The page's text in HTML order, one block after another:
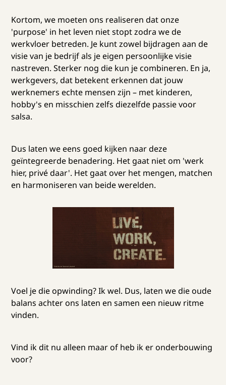
Kortom, we moeten ons realiseren dat onze
'purpose' in het leven niet stopt zodra we de
werkvloer betreden. Je kunt zowel bijdragen aan de
visie van je bedrijf als je eigen persoonlijke visie
nastreven. Sterker nog die kun je combineren. En ja,
werkgevers, dat betekent erkennen dat jouw
werknemers echte mensen zijn – met kinderen,
hobby's en misschien zelfs diezelfde passie voor
salsa.
Dus laten we eens goed kijken naar deze
geïntegreerde benadering. Het gaat niet om 'werk
hier, privé daar'. Het gaat over het mengen, matchen
en harmoniseren van beide werelden.
Voel je die opwinding? Ik wel. Dus, laten we die oude
balans achter ons laten en samen een nieuw ritme
vinden.
Vind ik dit nu alleen maar of heb ik er onderbouwing
voor?